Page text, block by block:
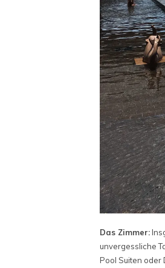
Das Zimmer:
unvergessliche
Pool Suiten oder